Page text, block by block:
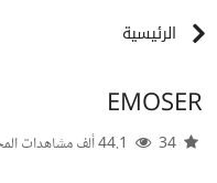
الرئيسية
EMOSER